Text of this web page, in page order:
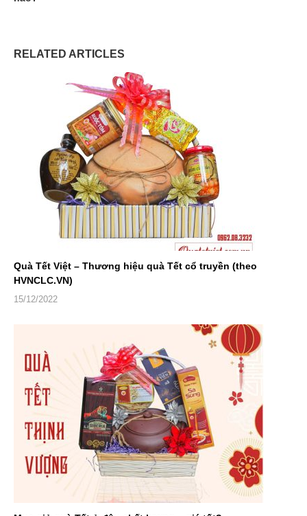
RELATED ARTICLES
Quà Tết Việt – Thương hiệu quà Tết cổ truyền (theo
HVNCLC.VN)
15/12/2022